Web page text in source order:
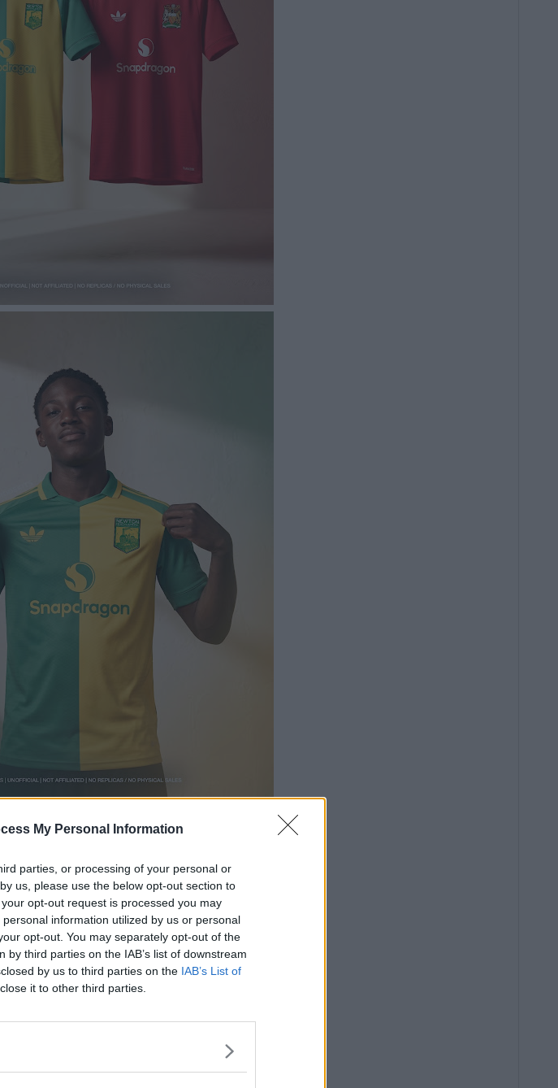
My Personal Information
parties, or processing of your personal or
us, please use the below opt-out section to
opt-out request is processed you may
information utilized by us or personal
opt-out. You may separately opt-out of the
third parties on the IAB’s list of downstream
by us to third parties on the IAB’s List of
it to other third parties.